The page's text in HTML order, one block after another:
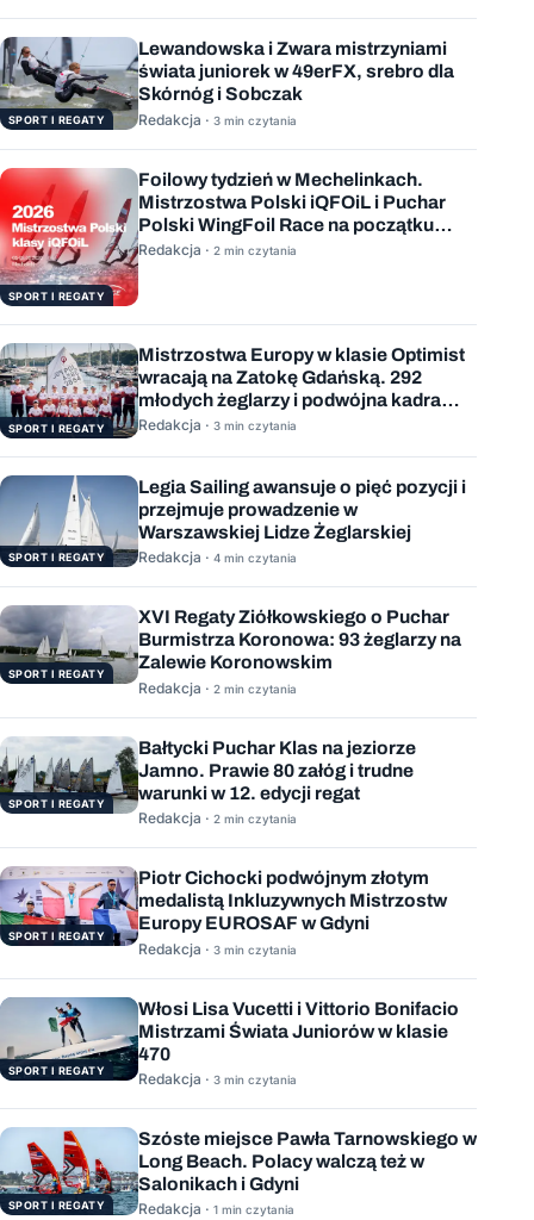
SPORT I REGATY
Lewandowska i Zwara mistrzyniami
świata juniorek w 49erFX, srebro dla
Skórnóg i Sobczak
Redakcja · 3 min czytania
SPORT I REGATY
Foilowy tydzień w Mechelinkach.
Mistrzostwa Polski iQFOiL i Puchar
Polski WingFoil Race na początku
sierpnia
Redakcja · 2 min czytania
SPORT I REGATY
Mistrzostwa Europy w klasie Optimist
wracają na Zatokę Gdańską. 292
młodych żeglarzy i podwójna kadra
Polski
Redakcja · 3 min czytania
SPORT I REGATY
Legia Sailing awansuje o pięć pozycji i
przejmuje prowadzenie w
Warszawskiej Lidze Żeglarskiej
Redakcja · 4 min czytania
SPORT I REGATY
XVI Regaty Ziółkowskiego o Puchar
Burmistrza Koronowa: 93 żeglarzy na
Zalewie Koronowskim
Redakcja · 2 min czytania
SPORT I REGATY
Bałtycki Puchar Klas na jeziorze
Jamno. Prawie 80 załóg i trudne
warunki w 12. edycji regat
Redakcja · 2 min czytania
SPORT I REGATY
Piotr Cichocki podwójnym złotym
medalistą Inkluzywnych Mistrzostw
Europy EUROSAF w Gdyni
Redakcja · 3 min czytania
SPORT I REGATY
Włosi Lisa Vucetti i Vittorio Bonifacio
Mistrzami Świata Juniorów w klasie
470
Redakcja · 3 min czytania
SPORT I REGATY
Szóste miejsce Pawła Tarnowskiego w
Long Beach. Polacy walczą też w
Salonikach i Gdyni
Redakcja · 1 min czytania